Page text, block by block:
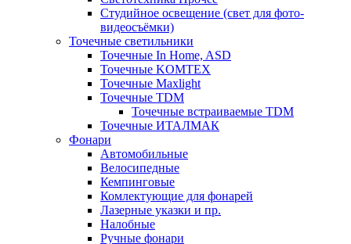
Студийное освещение (свет для фото-
видеосъёмки)
Точечные светильники
Точечные In Home, ASD
Точечные KOMTEX
Точечные Maxlight
Точечные TDM
Точечные встраиваемые TDM
Точечные ИТАЛМАК
Фонари
Автомобильные
Велосипедные
Кемпинговые
Комлектующие для фонарей
Лазерные указки и пр.
Налобные
Ручные фонари